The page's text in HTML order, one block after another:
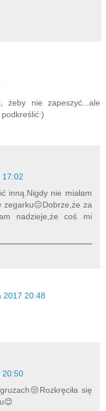
żeby nie zapeszyć...ale
17:02
inną.Nigdy nie miałam
zegarku😐Dobrze,że za
nadzieje,że coś mi
2017 20:48
20:50
się